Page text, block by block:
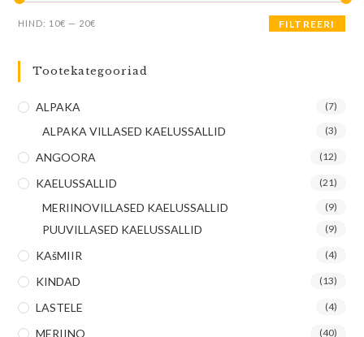
FILTREERI
HIND: 10€ — 20€
Tootekategooriad
ALPAKA (7)
ALPAKA VILLASED KAELUSSALLID (3)
ANGOORA (12)
KAELUSSALLID (21)
MERIINOVILLASED KAELUSSALLID (9)
PUUVILLASED KAELUSSALLID (9)
KAšMIIR (4)
KINDAD (13)
LASTELE (4)
MERIINO (40)